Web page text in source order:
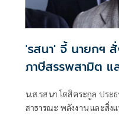
'รสนา' จี้ นายกฯ
ภาษีสรรพสามิต แ
น.ส.รสนา โตสิตระกูล ประ
สาธารณะ พลังงาน และสิ่ง